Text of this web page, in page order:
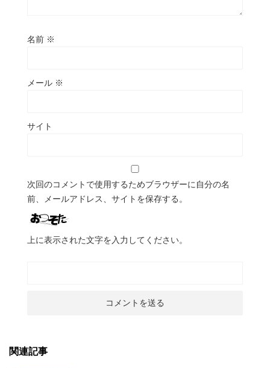
名前 ※
メール ※
サイト
次回のコメントで使用するためブラウザーに自分の名
前、メールアドレス、サイトを保存する。
上に表示された文字を入力してください。
関連記事